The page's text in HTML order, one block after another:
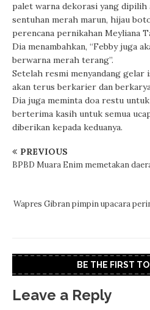
palet warna dekorasi yang dipilih
sentuhan merah marun, hijau
perencana pernikahan Meyliana
Dia menambahkan, “Febby juga
berwarna merah terang”.
Setelah resmi menyandang gelar
akan terus berkarier dan
Dia juga meminta doa restu
berterima kasih untuk semua
diberikan kepada keduanya.
PREVIOUS
BPBD Muara Enim memetakan
Wapres Gibran pimpin upacara
BE THE FIRST
Leave a Reply